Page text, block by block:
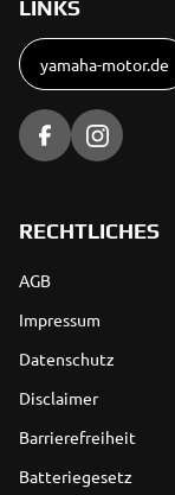
LINKS
yamaha-motor.de
RECHTLICHES
AGB
Impressum
Datenschutz
Disclaimer
Barrierefreiheit
Batteriegesetz